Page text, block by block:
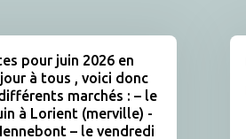
pour juin 2026 en
à tous , voici donc
marchés : – le
à Lorient (merville) -
– le vendredi